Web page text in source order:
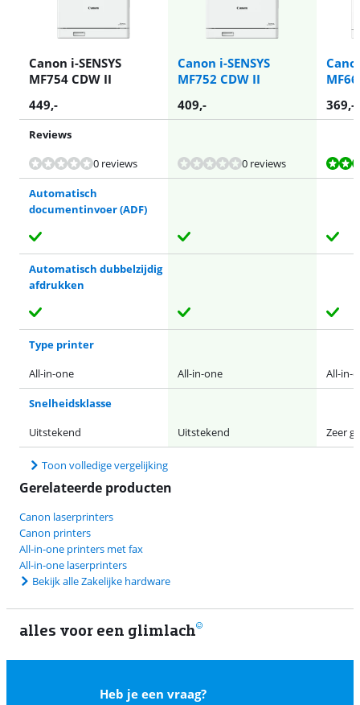
Canon i-SENSYS
MF754 CDW II
Canon i-SENSYS
MF752 CDW II
449,- 409,- 369,-
Reviews
0 reviews
0 reviews
Beoordeling is 9,4 van de 10, gebaseerd op 2 reviews.
Automatisch
documentinvoer (ADF)
Automatisch dubbelzijdig
afdrukken
Type printer
All-in-one
All-in-one All-in-
Snelheidsklasse
Uitstekend
Uitstekend Zeer
Toon volledige vergelijking
Gerelateerde producten
Canon laserprinters
Canon printers
All-in-one printers met fax
All-in-one laserprinters
Bekijk alle Zakelijke hardware
alles voor een glimlach
Heb je een vraag?